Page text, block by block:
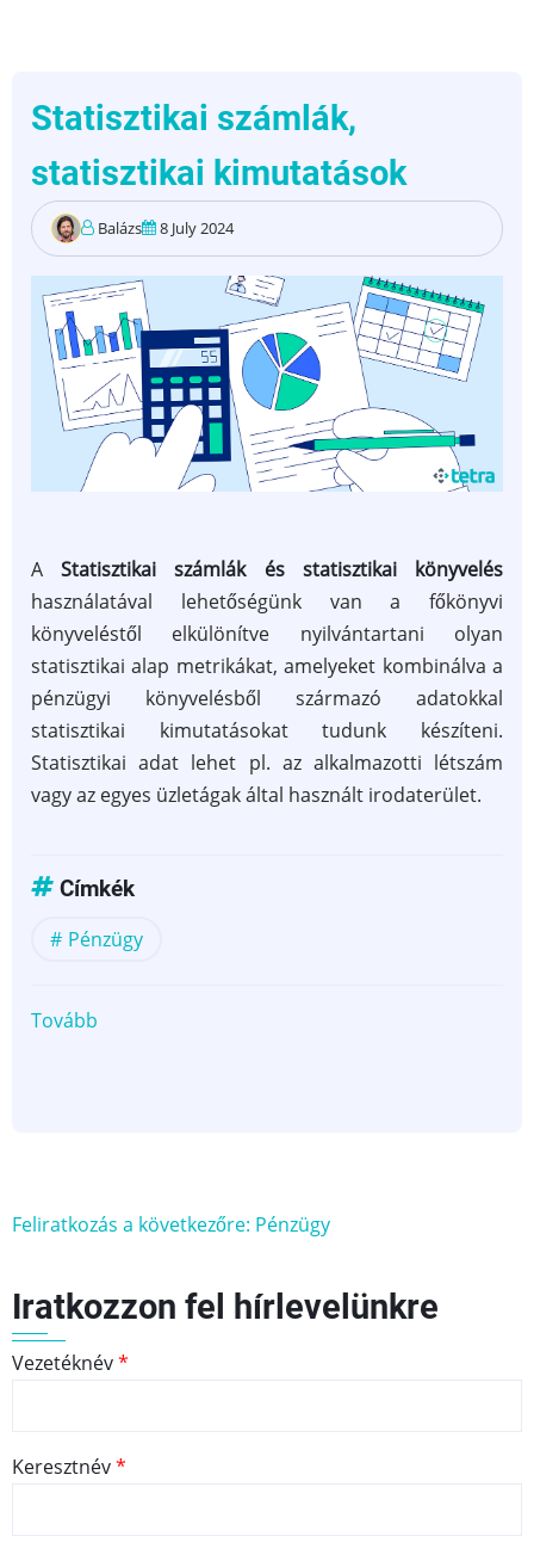
Statisztikai számlák,
statisztikai kimutatások
Balázs 8 July 2024
AStatisztikai számlák és statisztikai könyvelés
használatával lehetőségünk van a főkönyvi
könyveléstől elkülönítve nyilvántartani olyan
statisztikai alap metrikákat, amelyeket kombinálva a
pénzügyi könyvelésből származó adatokkal
statisztikai kimutatásokat tudunk készíteni.
Statisztikai adat lehet pl. az alkalmazotti létszám
vagy az egyes üzletágak által használt irodaterület.
Címkék
Pénzügy
Tovább
Feliratkozás a következőre: Pénzügy
Iratkozzon fel hírlevelünkre
Vezetéknév
Keresztnév